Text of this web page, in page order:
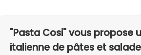
"Pasta Cosi" vous propose
italienne de pâtes et